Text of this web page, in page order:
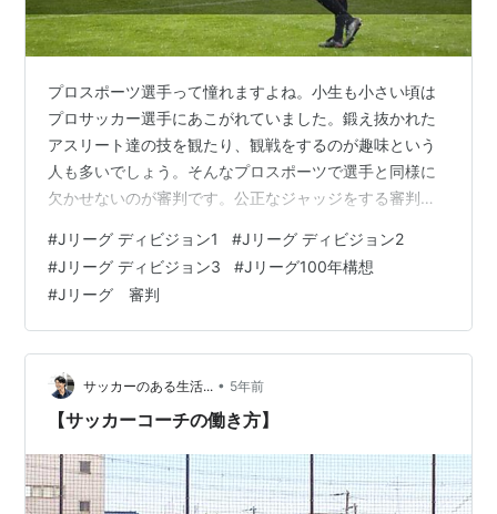
プロスポーツ選手って憧れますよね。小生も小さい頃は
プロサッカー選手にあこがれていました。鍛え抜かれた
アスリート達の技を観たり、観戦をするのが趣味という
人も多いでしょう。そんなプロスポーツで選手と同様に
欠かせないのが審判です。公正なジャッジをする審判も
です。そんな審判ですがJリーグの審判の場合、年収はど
れくらいなのでしょうか？またどうすれば資格が取れる
のでしょうか？本記事ではJリーグの審判の年収について
解説していきます。Jリーグの審判を目指す人に知りたい
内容が書いてありますよ。 Jリーグの審判の年収ってど
れくらい？どうすれば資格取れるのかも調べて…
#Jリーグ ディビジョン1 #Jリーグ ディビジョン2
#Jリーグ ディビジョン3 #Jリーグ100年構想
#Jリーグ 審判
サッカーのある生活... • 5年前
【サッカーコーチの働き方】